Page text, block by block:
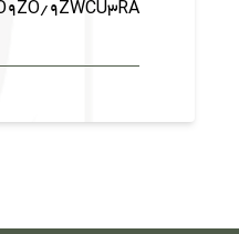
9ZWCU3RA==